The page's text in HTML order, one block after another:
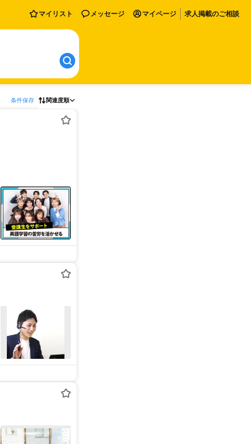
マイリスト メッセージ マイページ 求人掲載のご相談
条件保存 関連度順